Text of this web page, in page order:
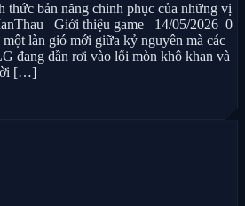
thức bản năng chinh phục của những vị
Giới thiệu game 14/05/2026 0
làn gió mới giữa kỷ nguyên mà các
đang dần rơi vào lối mòn khô khan và
[…]